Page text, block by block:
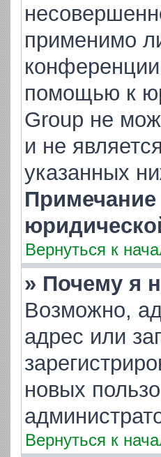
применимо
помощью к
Group не
и не
указанных
Вернуться к
» Почему я
Возможно,
адрес или
новых
Вернуться к